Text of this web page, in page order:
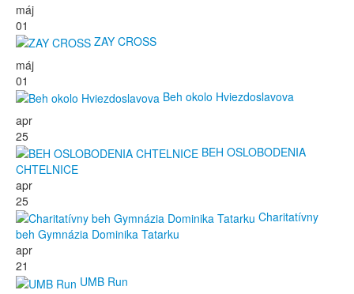
máj
01
ZAY CROSS
máj
01
Beh okolo Hviezdoslavova
apr
25
BEH OSLOBODENIA
CHTELNICE
apr
25
Charitatívny
beh Gymnázia Dominika Tatarku
apr
21
UMB Run